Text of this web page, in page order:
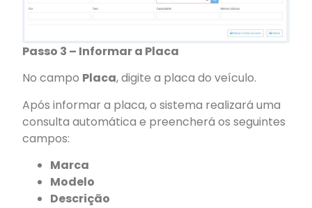
Passo 3 – Informar a Placa
No campo Placa, digite a placa do veículo.
Após informar a placa, o sistema realizará uma
consulta automática e preencherá os seguintes
campos:
Marca
Modelo
Descrição